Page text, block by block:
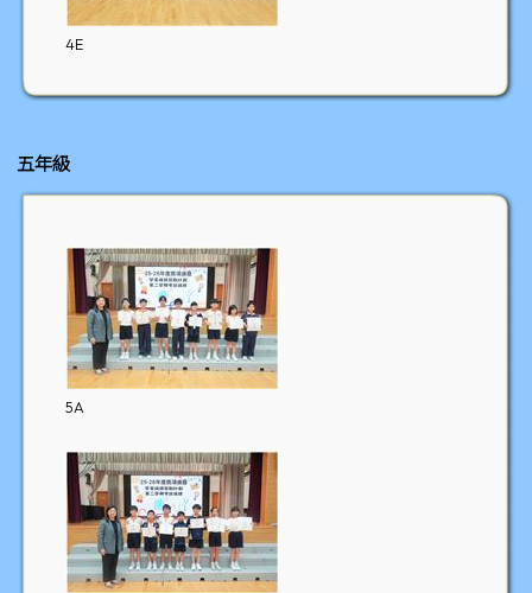
4E
五年級
5A